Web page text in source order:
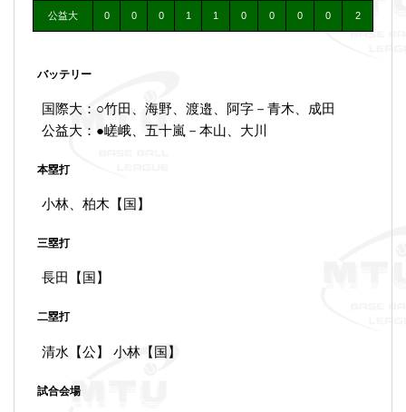
公益大 0 0 0 1 1 0 0 0 0 2
バッテリー
国際大：○竹田、海野、渡邉、阿字－青木、成田
公益大：●嵯峨、五十嵐－本山、大川
本塁打
小林、柏木【国】
三塁打
長田【国】
二塁打
清水【公】 小林【国】
試合会場